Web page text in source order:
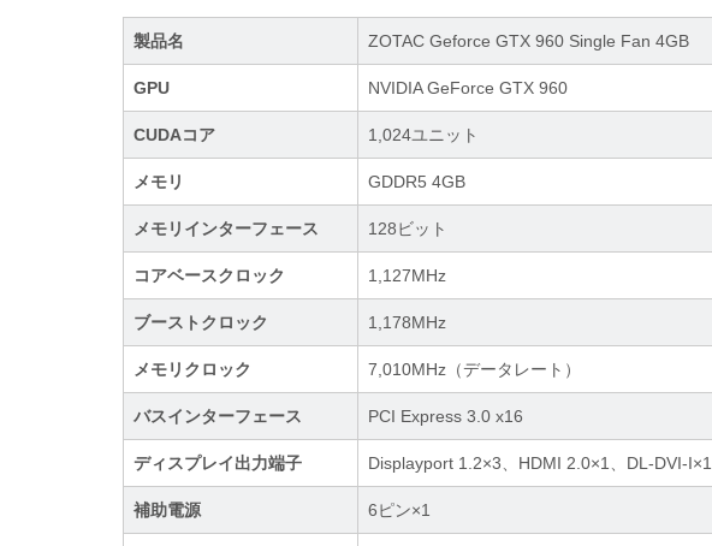
製品名 ZOTAC Geforce GTX 960 Single Fan 4GB
GPU NVIDIA GeForce GTX 960
CUDAコア 1,024ユニット
メモリ GDDR5 4GB
メモリインターフェース 128ビット
コアベースクロック 1,127MHz
ブーストクロック 1,178MHz
メモリクロック 7,010MHz（データレート）
バスインターフェース PCI Express 3.0 x16
ディスプレイ出力端子 Displayport 1.2×3、HDMI 2.0×1、DL-DVI-I×1
補助電源 6ピン×1